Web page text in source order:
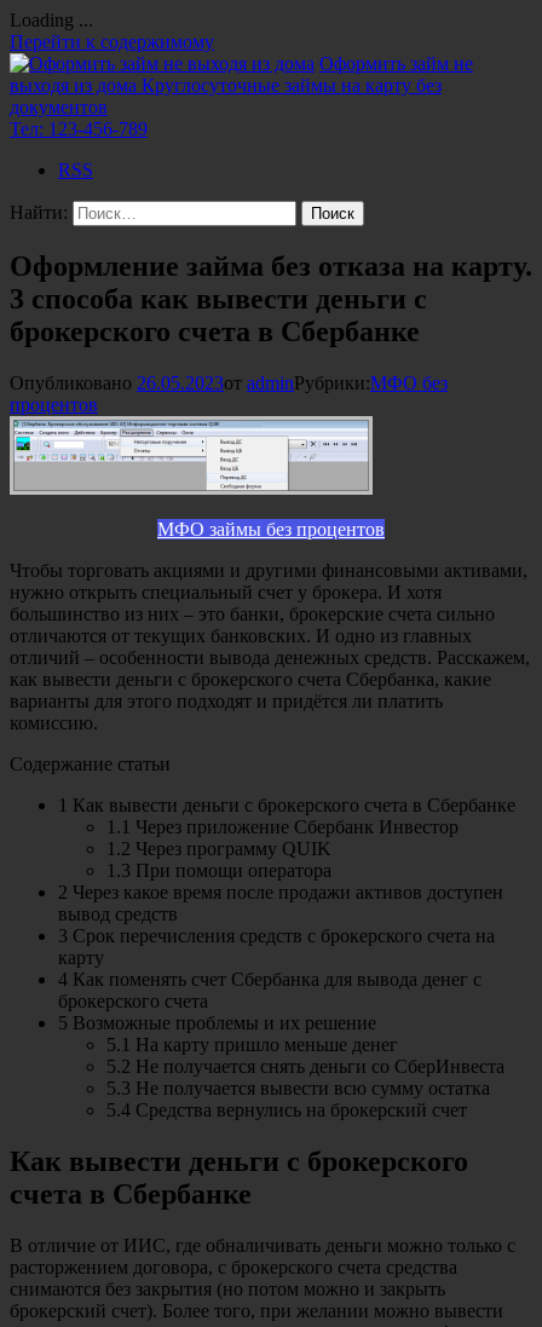
Loading ...
Перейти к содержимому
Оформить займ не
выходя из дома Круглосуточные займы на карту без
документов
Тел: 123-456-789
RSS
Найти:
Оформление займа без отказа на карту.
3 способа как вывести деньги с
брокерского счета в Сбербанке
Опубликовано 26.05.2023от adminРубрики:МФО без
процентов
МФО займы без процентов
Чтобы торговать акциями и другими финансовыми активами,
нужно открыть специальный счет у брокера. И хотя
большинство из них – это банки, брокерские счета сильно
отличаются от текущих банковских. И одно из главных
отличий – особенности вывода денежных средств. Расскажем,
как вывести деньги с брокерского счета Сбербанка, какие
варианты для этого подходят и придётся ли платить
комиссию.
Содержание статьи
1 Как вывести деньги с брокерского счета в Сбербанке
1.1 Через приложение Сбербанк Инвестор
1.2 Через программу QUIK
1.3 При помощи оператора
2 Через какое время после продажи активов доступен
вывод средств
3 Срок перечисления средств с брокерского счета на
карту
4 Как поменять счет Сбербанка для вывода денег с
брокерского счета
5 Возможные проблемы и их решение
5.1 На карту пришло меньше денег
5.2 Не получается снять деньги со СберИнвеста
5.3 Не получается вывести всю сумму остатка
5.4 Средства вернулись на брокерский счет
Как вывести деньги с брокерского
счета в Сбербанке
В отличие от ИИС, где обналичивать деньги можно только с
расторжением договора, с брокерского счета средства
снимаются без закрытия (но потом можно и закрыть
брокерский счет). Более того, при желании можно вывести